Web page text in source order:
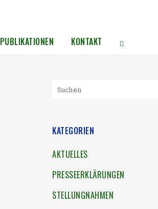
PUBLIKATIONEN KONTAKT
KATEGORIEN
AKTUELLES
PRESSEERKLÄRUNGEN
STELLUNGNAHMEN